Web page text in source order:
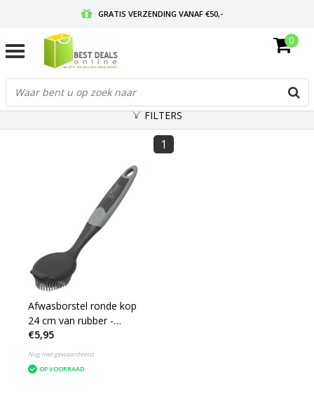
GRATIS VERZENDING VANAF €50,-
GRATIS RETOURNEREN EN 30 DAGEN BEDENKTIJD
0
FILTERS
1
Afwasborstel ronde kop
24 cm van rubber -
Afwassen -
Schoonmaken
€5,95
Nog niet gewaardeerd
OP VOORRAAD